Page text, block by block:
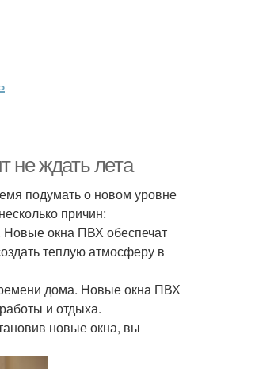
не ждать лета
подумать о новом уровне
причин:
окна ПВХ обеспечат
теплую атмосферу в
дома. Новые окна ПВХ
и отдыха.
новые окна, вы